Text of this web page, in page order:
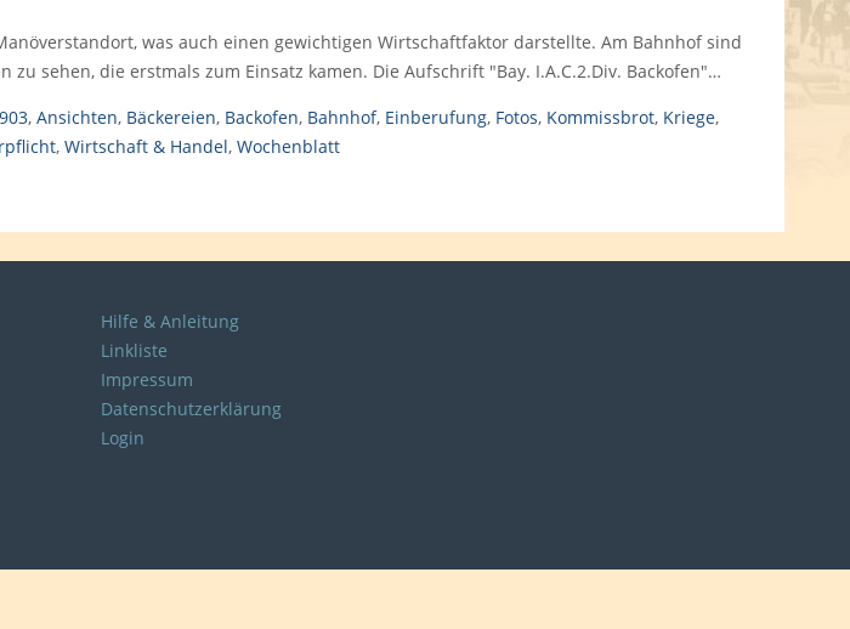
was auch einen gewichtigen Wirtschaftfaktor darstellte. Am Bahnhof sind
zu sehen, die erstmals zum Einsatz kamen. Die Aufschrift "Bay. I.A.C.2.Div. Backofen"…
, Ansichten, Bäckereien, Backofen, Bahnhof, Einberufung, Fotos, Kommissbrot, Kriege,
, Wirtschaft & Handel, Wochenblatt
Hilfe & Anleitung
Linkliste
Impressum
Datenschutzerklärung
Login